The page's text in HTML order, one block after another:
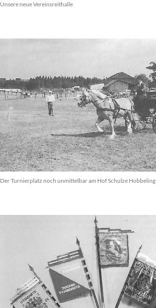
Unsere neue Vereinsreithalle
Der Turnierplatz noch unmittelbar am Hof Schulze Hobbeling